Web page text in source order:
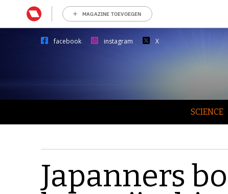
MAGAZINE TOEVOEGEN
facebook instagram X
SCIENCE
Japanners